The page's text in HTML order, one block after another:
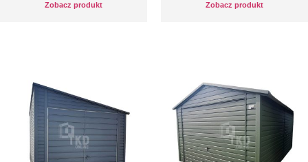
Zobacz produkt Zobacz produkt